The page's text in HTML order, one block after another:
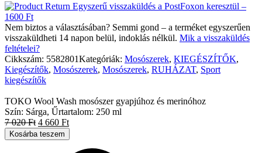
Egyszerű visszaküldés a PostFoxon keresztül –
1600 Ft
Nem biztos a választásában? Semmi gond – a terméket egyszerűen
visszaküldheti 14 napon belül, indoklás nélkül. Mik a visszaküldés
feltételei?
Cikkszám: 5582801Kategóriák: Mosószerek, KIEGÉSZÍTŐK,
Kiegészítők, Mosószerek, Mosószerek, RUHÁZAT, Sport
kiegészítők
TOKO Wool Wash mosószer gyapjúhoz és merinóhoz
Szín: Sárga, Űrtartalom: 250 ml
7 020Ft 4 660 Ft
Kosárba teszem